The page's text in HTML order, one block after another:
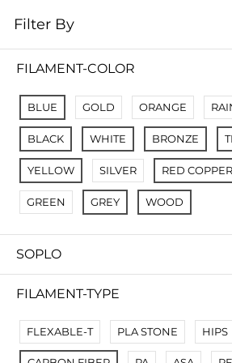
No Results
Not Found Filters1
Not Found Filters2
Filter By
FILAMENT-COLOR
BLUE GOLD ORANGE
BLACK WHITE BRONZE
YELLOW SILVER RED COPPER
GREEN GREY WOOD
SOPLO
FILAMENT-TYPE
FLEXABLE-T PLA STONE HIPS